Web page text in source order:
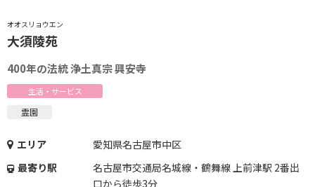
オオスリョウエン
大須陵苑
400年の法統 浄土真宗 興安寺
生活・サービス
霊園
エリア
愛知県名古屋市中区
最寄り駅
名古屋市交通局名城線・鶴舞線 上前津駅 2番出
口から徒歩3分